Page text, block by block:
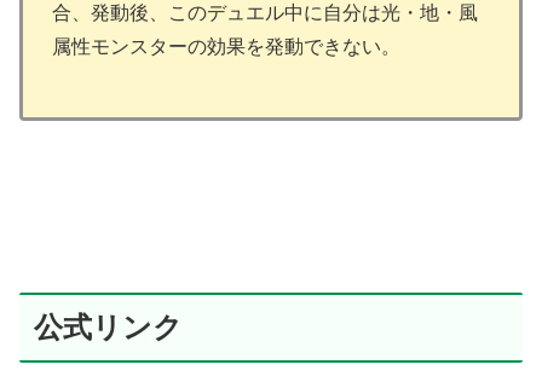
合、発動後、このデュエル中に自分は光・地・風
属性モンスターの効果を発動できない。
公式リンク